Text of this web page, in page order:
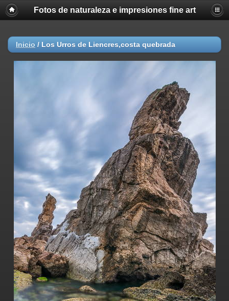
Fotos de naturaleza e impresiones fine art
Inicio / Los Urros de Liencres,costa quebrada